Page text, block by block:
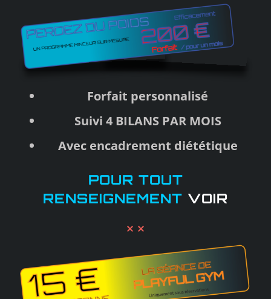
Forfait personnalisé
Suivi 4 BILANS PAR MOIS
Avec encadrement diététique
POUR TOUT
RENSEIGNEMENT VOIR